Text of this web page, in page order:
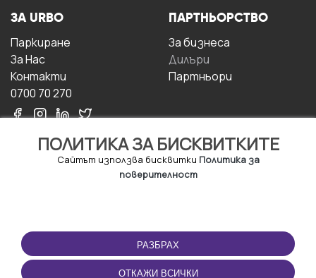
ПОЛИТИКА ЗА БИСКВИТКИТЕ
Сайтът използва бисквитки Политика за
поверителност
РАЗБРАХ
ОТКАЖИ ВСИЧКИ
ЗА URBO
Паркиране
За Hас
Контакти
0700 70 270
ПАРТНЬОРСТВО
За бизнесa
Дилъри
Партньори
ПОЛЗВАНЕ
Правила и условия за
ползване
ПРИЛОЖЕНИЕТО